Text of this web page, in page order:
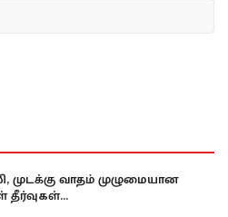
முடக்கு வாதம் முழுமையான